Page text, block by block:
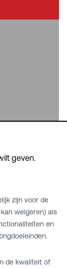
geven.
zijn voor de
weigeren) als
en
de kwaliteit of